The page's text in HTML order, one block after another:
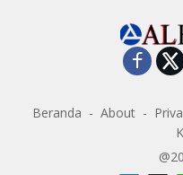
Beranda About